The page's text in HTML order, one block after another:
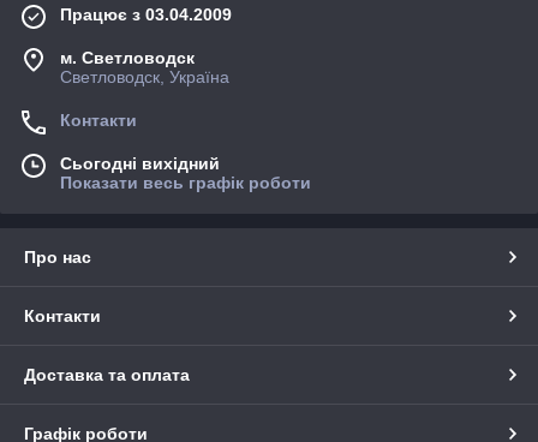
Працює з 03.04.2009
м. Светловодск
Светловодск, Україна
Контакти
Сьогодні вихідний
Показати весь графік роботи
Про нас
Контакти
Доставка та оплата
Графік роботи